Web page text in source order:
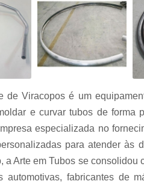
Corrimão
Viracopos é um
e curvar tubos de forma
especializada no
para atender às
Arte em Tubos se consolidou
fabricantes de